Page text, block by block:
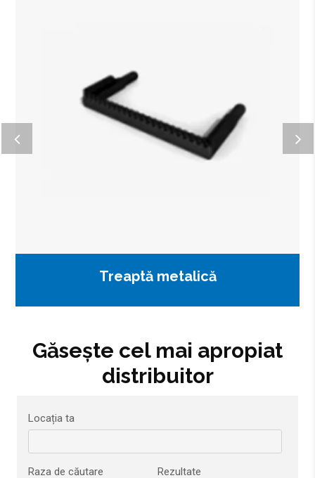
Treaptă metalică
Găsește cel mai apropiat
distribuitor
Locația ta
Raza de căutare Rezultate